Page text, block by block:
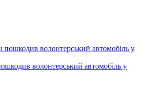
волонтерський автомобіль у